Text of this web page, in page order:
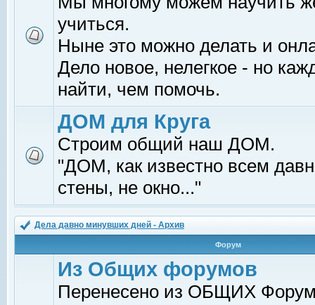
учиться.
Ныне это можно делать и
Дело новое, нелегкое - но
найти, чем помочь.
ДОМ для Круга
Строим общий наш ДОМ.
"ДОМ, как известно всем
стены, не окно..."
Дела давно минувших дней - Архив
Форум
Из Общих форумов
Перенесено из ОБЩИХ